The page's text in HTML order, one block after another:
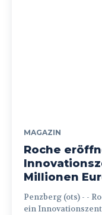
MAGAZIN
Roche
Millionen
Penzberg (ots) - - Roche investiert 300 Millionen Euro in
ein